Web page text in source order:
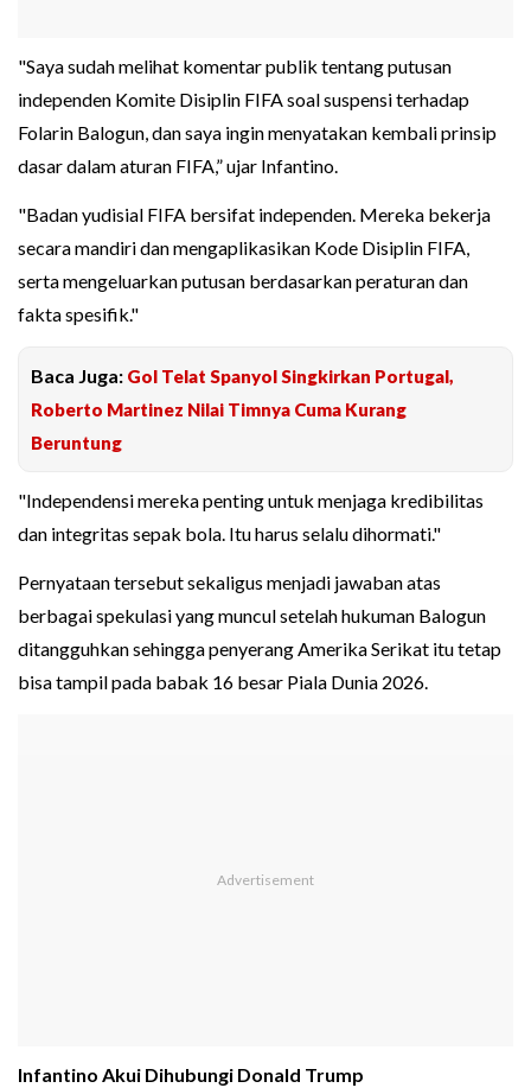
"Saya sudah melihat komentar publik tentang putusan
independen Komite Disiplin FIFA soal suspensi terhadap
Folarin Balogun, dan saya ingin menyatakan kembali prinsip
dasar dalam aturan FIFA,” ujar Infantino.
"Badan yudisial FIFA bersifat independen. Mereka bekerja
secara mandiri dan mengaplikasikan Kode Disiplin FIFA,
serta mengeluarkan putusan berdasarkan peraturan dan
fakta spesifik."
Baca Juga: Gol Telat Spanyol Singkirkan Portugal,
Roberto Martinez Nilai Timnya Cuma Kurang
Beruntung
"Independensi mereka penting untuk menjaga kredibilitas
dan integritas sepak bola. Itu harus selalu dihormati."
Pernyataan tersebut sekaligus menjadi jawaban atas
berbagai spekulasi yang muncul setelah hukuman Balogun
ditangguhkan sehingga penyerang Amerika Serikat itu tetap
bisa tampil pada babak 16 besar Piala Dunia 2026.
Infantino Akui Dihubungi Donald Trump